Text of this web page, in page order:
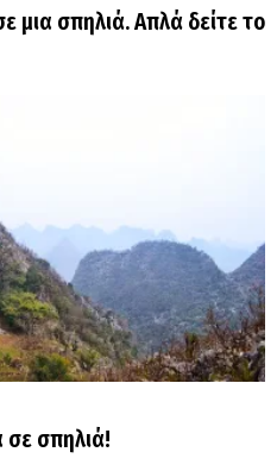
μια σπηλιά. Απλά δείτε το
σε σπηλιά!